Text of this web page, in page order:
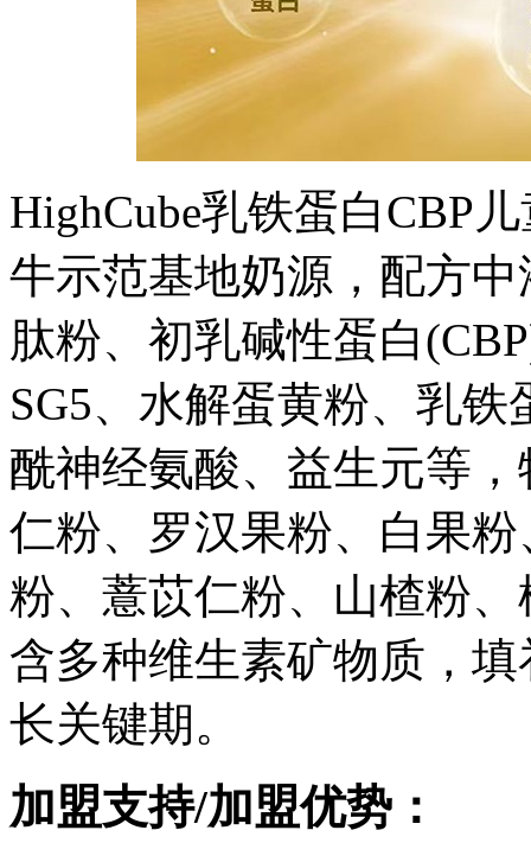
HighCube乳铁蛋白CBP
牛示范基地奶源，配方
肽粉、初乳碱性蛋白
SG5、水解蛋黄粉、乳
酰神经氨酸、益生元等
仁粉、罗汉果粉、白果
粉、薏苡仁粉、山楂粉
含多种维生素矿物质，
长关键期。
加盟支持/加盟优势：